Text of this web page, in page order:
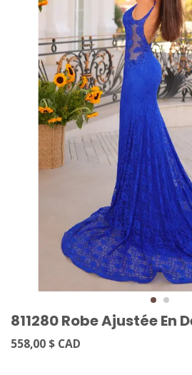
811280 Robe Ajustée En
558,00 $ CAD